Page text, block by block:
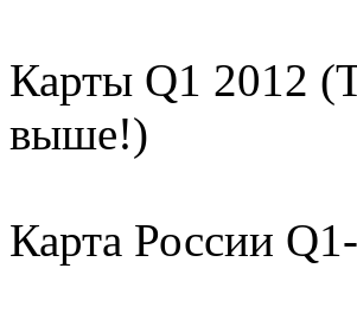
Карты Q1 2012
выше!)
Карта России